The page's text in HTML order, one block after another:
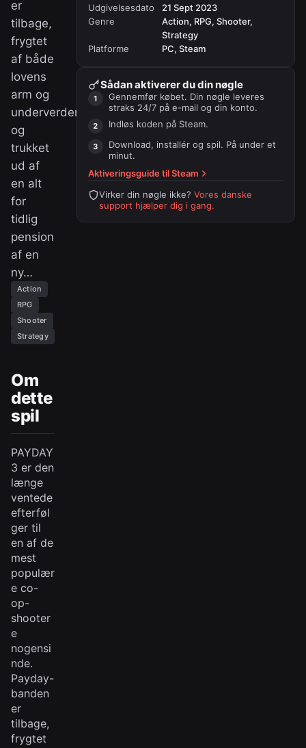
er
tilbage,
frygtet
af både
lovens
arm og
underverdenen,
og
trukket
ud af
en alt
for
tidlig
pension
af en
ny…
Action
RPG
Shooter
Strategy
Udgivelsesdato
21 Sept 2023
Genre
Action, RPG, Shooter,
Strategy
Platforme
PC, Steam
Sådan aktiverer du din nøgle
Gennemfør købet. Din nøgle leveres
straks 24/7 på e-mail og din konto.
Indløs koden på Steam.
Download, installér og spil. På under et
minut.
Aktiveringsguide tilSteam
Virker din nøgle ikke? Vores danske
support hjælper dig i gang.
Om
dette
spil
PAYDAY
3 er den
længe
ventede
efterføl
ger til
en af de
mest
populær
e co-
op-
shooter
e
nogensi
nde.
Payday-
banden
er
tilbage,
frygtet